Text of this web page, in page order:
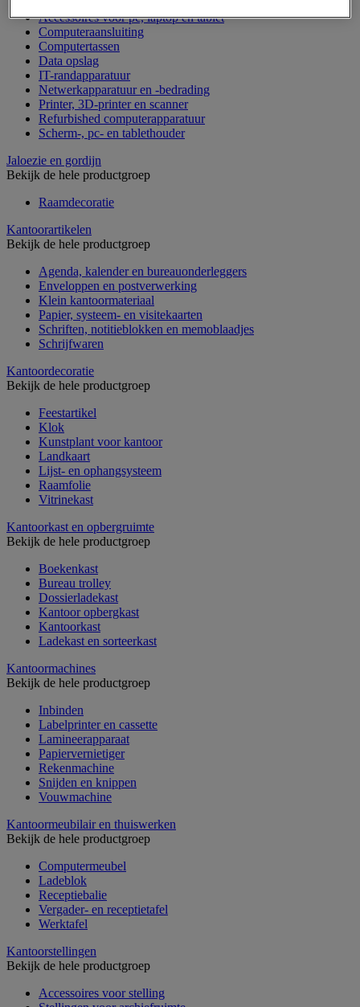
Accessoires voor pc, laptop en tablet
Computeraansluiting
Computertassen
Data opslag
IT-randapparatuur
Netwerkapparatuur en -bedrading
Printer, 3D-printer en scanner
Refurbished computerapparatuur
Scherm-, pc- en tablethouder
Jaloezie en gordijn
Bekijk de hele productgroep
Raamdecoratie
Kantoorartikelen
Bekijk de hele productgroep
Agenda, kalender en bureauonderleggers
Enveloppen en postverwerking
Klein kantoormateriaal
Papier, systeem- en visitekaarten
Schriften, notitieblokken en memoblaadjes
Schrijfwaren
Kantoordecoratie
Bekijk de hele productgroep
Feestartikel
Klok
Kunstplant voor kantoor
Landkaart
Lijst- en ophangsysteem
Raamfolie
Vitrinekast
Kantoorkast en opbergruimte
Bekijk de hele productgroep
Boekenkast
Bureau trolley
Dossierladekast
Kantoor opbergkast
Kantoorkast
Ladekast en sorteerkast
Kantoormachines
Bekijk de hele productgroep
Inbinden
Labelprinter en cassette
Lamineerapparaat
Papiervernietiger
Rekenmachine
Snijden en knippen
Vouwmachine
Kantoormeubilair en thuiswerken
Bekijk de hele productgroep
Computermeubel
Ladeblok
Receptiebalie
Vergader- en receptietafel
Werktafel
Kantoorstellingen
Bekijk de hele productgroep
Accessoires voor stelling